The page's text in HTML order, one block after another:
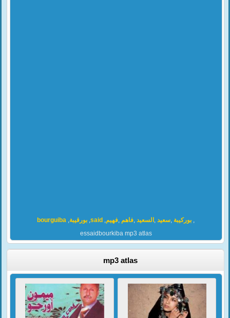
bourguiba ,بورقيبة ,said , بوركيبة ,سعيد, السعيد,فاهم ,فهيم
,
essaidbourkiba mp3 atlas
mp3 atlas